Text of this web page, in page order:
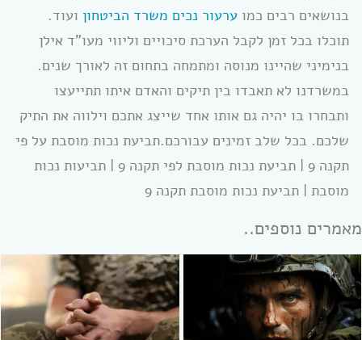
בנושאים רבים כמו ערעור נכים משרד הביטחון ועוד.
תוכלו בכל זמן לקבל הערכת סיכויים וליווי מעו”ד אילן
בנימיני שהיינו מנוסה ומתמחה בתחום זה לאורך שנים.
במשרדנו לא תאבדו בין תיקים והאדם איתו תתייעצו
ותבחרו בו יהיה גם אותו אחד שייצג אתכם וילווה את התיק
שלכם. בכל שלב זמינים עבורכם.תביעת נכות מוסבת על פי
תקנה 9 | תביעת נכות מוסבת לפי תקנה 9 | תביעות נכות
מוסבת | תביעת נכות מוסבת תקנה 9
מאמרים נוספים..